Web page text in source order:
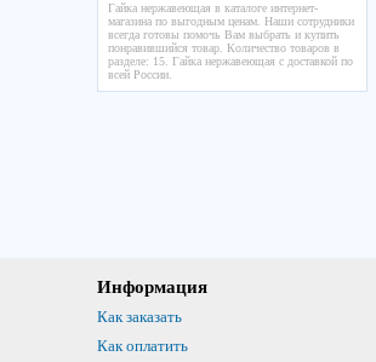
Гайка нержавеющая в каталоге интернет-
магазина по выгодным ценам. Наши сотрудники
всегда готовы помочь Вам выбрать и купить
понравившийся товар. Количество товаров в
разделе: 15. Гайка нержавеющая с доставкой по
всей России.
Информация
Как заказать
Как оплатить